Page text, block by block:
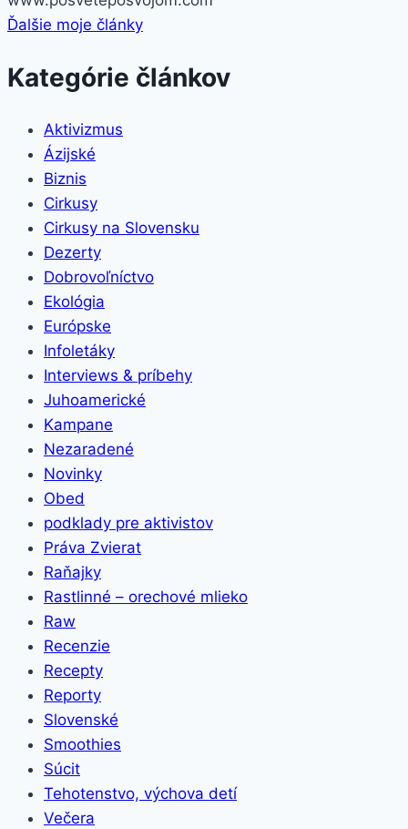
Ďalšie moje články
Kategórie článkov
Aktivizmus
Ázijské
Biznis
Cirkusy
Cirkusy na Slovensku
Dezerty
Dobrovoľníctvo
Ekológia
Európske
Infoletáky
Interviews & príbehy
Juhoamerické
Kampane
Nezaradené
Novinky
Obed
podklady pre aktivistov
Práva Zvierat
Raňajky
Rastlinné – orechové mlieko
Raw
Recenzie
Recepty
Reporty
Slovenské
Smoothies
Súcit
Tehotenstvo, výchova detí
Večera